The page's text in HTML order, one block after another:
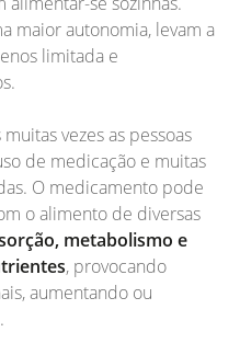
maior autonomia, levam a
limitada e
vezes as pessoas
de medicação e muitas
O medicamento pode
o alimento de diversas
metabolismo e
, provocando
aumentando ou